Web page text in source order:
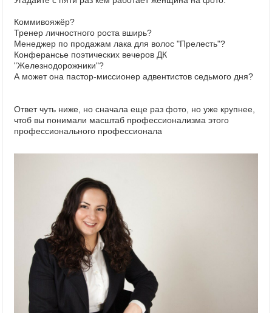
Коммивояжёр?
Тренер личностного роста вширь?
Менеджер по продажам лака для волос "Прелесть"?
Конферансье поэтических вечеров ДК
"Железнодорожники"?
А может она пастор-миссионер адвентистов седьмого дня?
Ответ чуть ниже, но сначала еще раз фото, но уже крупнее,
чтоб вы понимали масштаб профессионализма этого
профессионального профессионала